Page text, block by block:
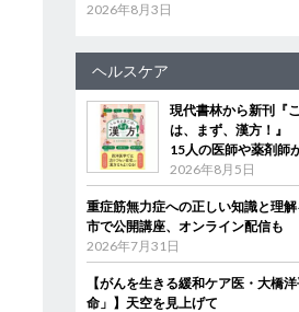
2026年8月3日
ヘルスケア
現代書林から新刊『
は、まず、漢方！』
15人の医師や薬剤師
2026年8月5日
重症筋無力症への正しい知識と理
市で公開講座、オンライン配信も
2026年7月31日
【がんを生きる緩和ケア医・大橋
命」】天空を見上げて